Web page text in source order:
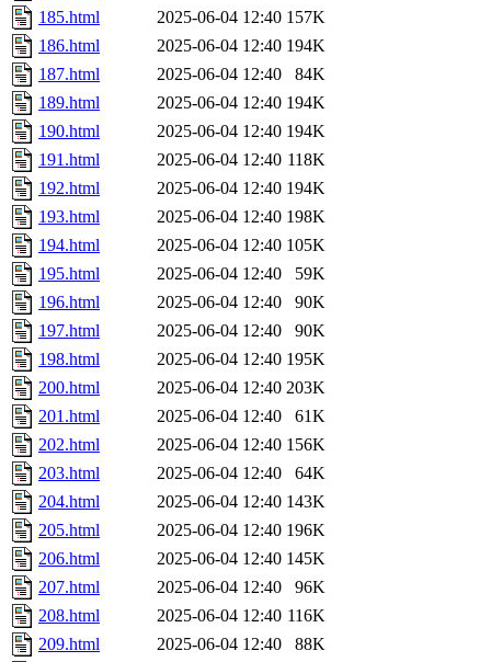
185.html
2025-06-04 12:40 157K
186.html
2025-06-04 12:40 194K
187.html
2025-06-04 12:40
84K
189.html
2025-06-04 12:40 194K
190.html
2025-06-04 12:40 194K
191.html
2025-06-04 12:40 118K
192.html
2025-06-04 12:40 194K
193.html
2025-06-04 12:40 198K
194.html
2025-06-04 12:40 105K
195.html
2025-06-04 12:40
59K
196.html
2025-06-04 12:40
90K
197.html
2025-06-04 12:40
90K
198.html
2025-06-04 12:40 195K
200.html
2025-06-04 12:40 203K
201.html
2025-06-04 12:40
61K
202.html
2025-06-04 12:40 156K
203.html
2025-06-04 12:40
64K
204.html
2025-06-04 12:40 143K
205.html
2025-06-04 12:40 196K
206.html
2025-06-04 12:40 145K
207.html
2025-06-04 12:40
96K
208.html
2025-06-04 12:40 116K
209.html
2025-06-04 12:40
88K